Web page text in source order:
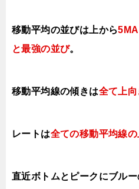
移動平均の並びは上から
と最強の並び。
移動平均線の傾きは全て上向
レートは全ての移動平均線の
直近ボトムとピークにブル